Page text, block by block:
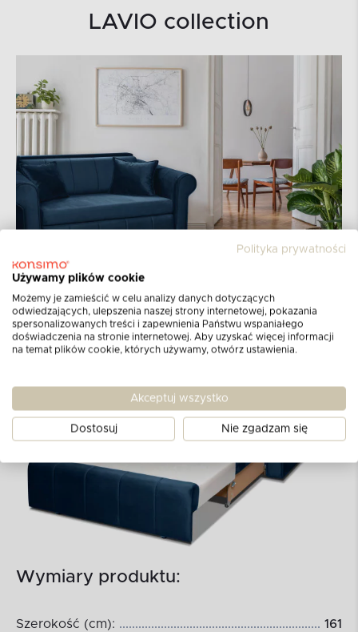
LAVIO collection
Wymiary produktu:
Szerokość (cm): 161
Polityka prywatności
Używamy plików cookie
Możemy je zamieścić w celu analizy danych dotyczących
odwiedzających, ulepszenia naszej strony internetowej, pokazania
spersonalizowanych treści i zapewnienia Państwu wspaniałego
doświadczenia na stronie internetowej. Aby uzyskać więcej informacji
na temat plików cookie, których używamy, otwórz ustawienia.
Akceptuj wszystko
Dostosuj Nie zgadzam się